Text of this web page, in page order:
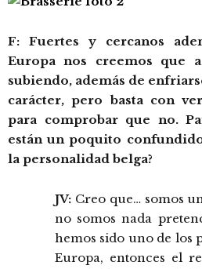
F: Fuertes y cercanos
Europa nos creemos que
subiendo, además de
carácter, pero basta con
para comprobar que no.
están un poquito
la personalidad belga?
JV: Creo que… somos
no somos nada
hemos sido uno de los
Europa, entonces el